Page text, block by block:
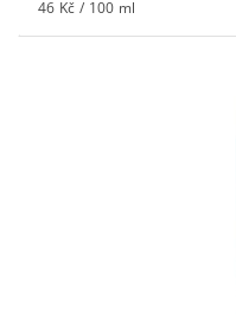
46 Kč / 100 ml